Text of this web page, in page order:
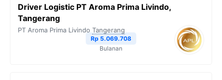
Driver Logistic PT Aroma Prima Livindo,
Tangerang
PT Aroma Prima Livindo Tangerang
Rp 5.069.708
Bulanan